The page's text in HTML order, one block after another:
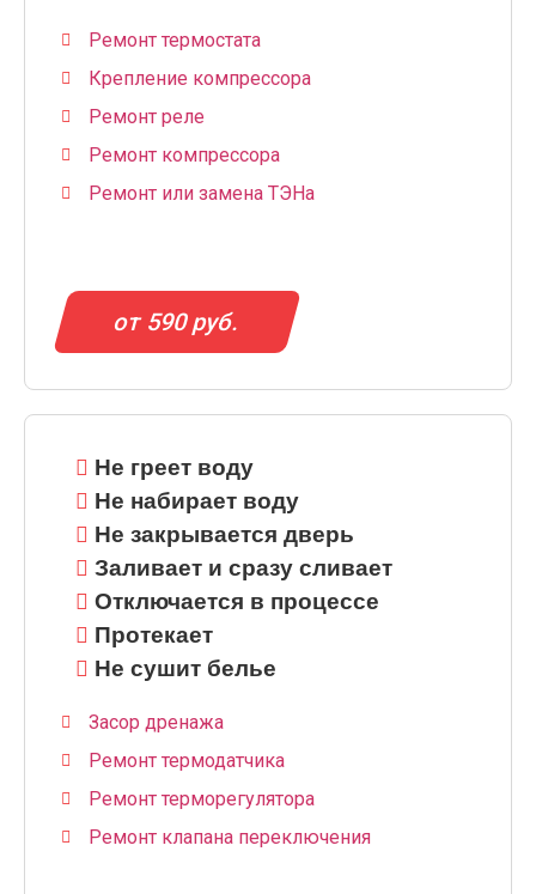
Ремонт термостата
Крепление компрессора
Ремонт реле
Ремонт компрессора
Ремонт или замена ТЭНа
от 590 руб.
Не греет воду
Не набирает воду
Не закрывается дверь
Заливает и сразу сливает
Отключается в процессе
Протекает
Не сушит белье
Засор дренажа
Ремонт термодатчика
Ремонт терморегулятора
Ремонт клапана переключения